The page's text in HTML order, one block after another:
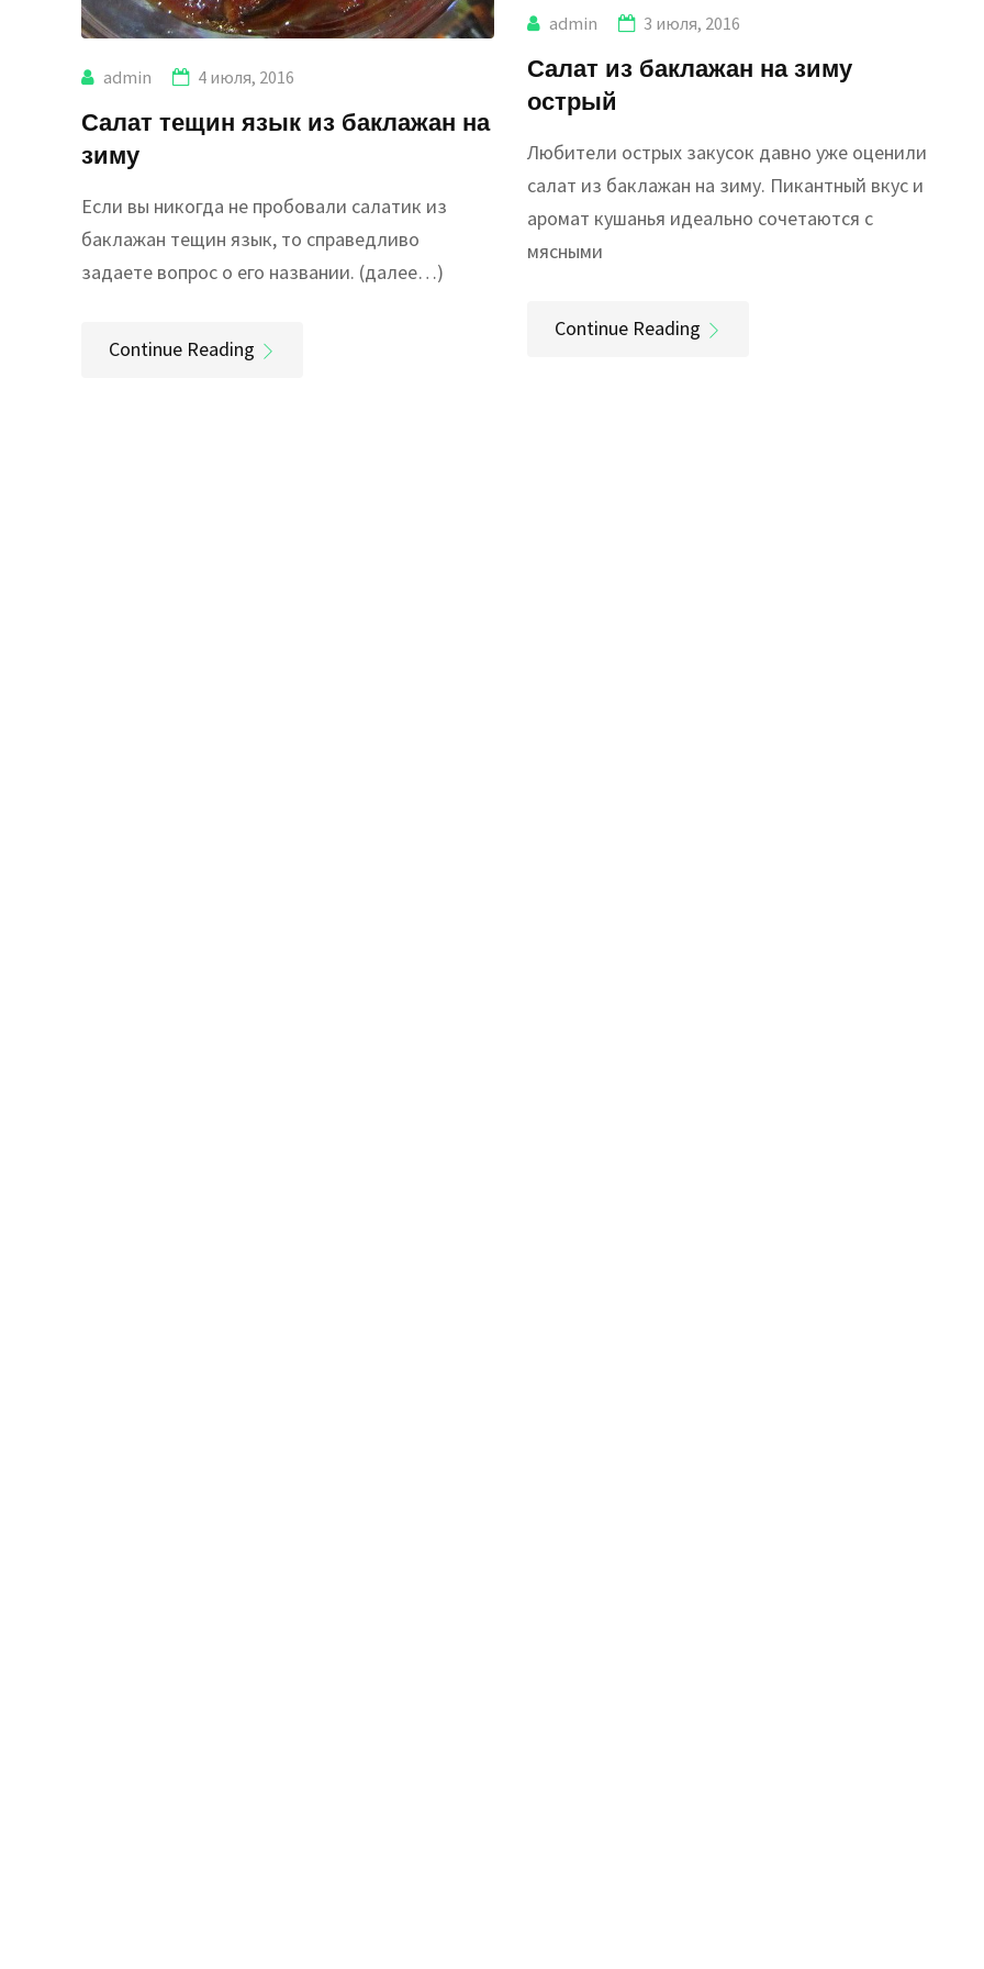
admin 4 июля, 2016
Салат тещин язык из баклажан на
зиму
Если вы никогда не пробовали салатик из
баклажан тещин язык, то справедливо
задаете вопрос о его названии. (далее…)
Continue Reading
admin 3 июля, 2016
Салат из баклажан на зиму
острый
Любители острых закусок давно уже оценили
салат из баклажан на зиму. Пикантный вкус и
аромат кушанья идеально сочетаются с
мясными
Continue Reading